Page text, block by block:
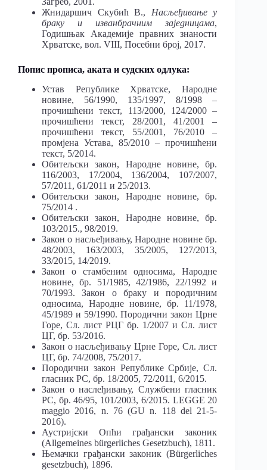
Жнидаршич Скубић В., Насљеђивањеу
браку и изванбрачним заједницама,
Годишњак Академије правних знаности
Хрватске, вол. VIII, Посебни број, 2017.
Попис прописа, аката и судских одлука:
Устав Републике Хрватске, Народне
новине, 56/1990, 135/1997, 8/1998 –
прочишћени текст, 113/2000, 124/2000 –
прочишћени текст, 28/2001, 41/2001 –
прочишћени текст, 55/2001, 76/2010 –
промјена Устава, 85/2010 – прочишћени
текст, 5/2014.
Обитељски закон, Народне новине, бр.
116/2003, 17/2004, 136/2004, 107/2007,
57/2011, 61/2011 и 25/2013.
Обитељски закон, Народне новине, бр.
75/2014 .
Обитељски закон, Народне новине, бр.
103/2015., 98/2019.
Закон о насљеђивању, Народне новине бр.
48/2003, 163/2003, 35/2005, 127/2013,
33/2015, 14/2019.
Закон о стамбеним односима, Народне
новине, бр. 51/1985, 42/1986, 22/1992 и
70/1993. Закон о браку и породичним
односима, Народне новине, бр. 11/1978,
45/1989 и 59/1990. Породични закон Црне
Горе, Сл. лист РЦГ бр. 1/2007 и Сл. лист
ЦГ, бр. 53/2016.
Закон о насљеђивању Црне Горе, Сл. лист
ЦГ, бр. 74/2008, 75/2017.
Породични закон Републике Србије, Сл.
гласник РС, бр. 18/2005, 72/2011, 6/2015.
Закон о наслеђивању, Службени гласник
РС, бр. 46/95, 101/2003, 6/2015. LEGGE 20
maggio 2016, n. 76 (GU n. 118 del 21-5-
2016).
Аустријски Опћи грађански законик
(Allgemeines bürgerliches Gesetzbuch), 1811.
Њемачки грађански законик (Bürgerliches
gesetzbuch), 1896.